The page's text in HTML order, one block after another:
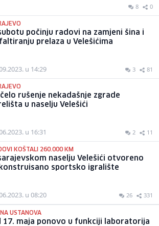
8 0
počinju radovi na zamjeni šina i
prelaza u Velešićima
u 14:29 3 81
rušenje nekadašnje zgrade
u naselju Velešići
u 16:31 2 11
KOŠTALI 260.000 KM
naselju Velešići otvoreno
sportsko igralište
u 08:20 26 331
USTANOVA
17. maja ponovo u funkciji laboratorija